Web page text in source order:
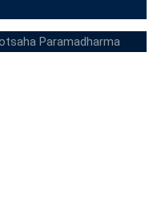
Paramadharma